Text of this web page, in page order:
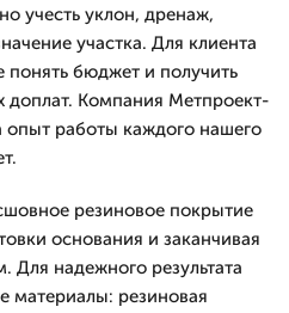
учесть уклон, дренаж,
участка. Для клиента
бюджет и получить
доплат. Компания Метпроект-
опыт работы каждого нашего
резиновое покрытие
основания и заканчивая
надежного результата
материалы: резиновая